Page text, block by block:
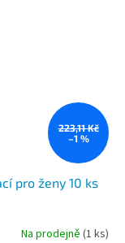
223,11 Kč
–1 %
pro ženy 10 ks
Na prodejně (1 ks)